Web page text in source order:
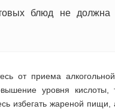
блюд не
от приема
уровня
избегать жареной пищи,